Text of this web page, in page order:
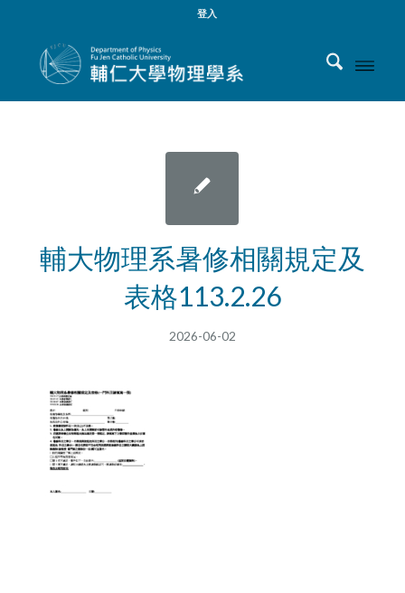
登入
輔大物理系暑修相關規定及
表格113.2.26
2026-06-02